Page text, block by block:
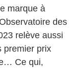
marque à
des
relève aussi
premier prix
Ce qui,